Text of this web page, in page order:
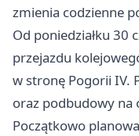
zmienia codzienne
Od poniedziałku 30
przejazdu
w stronę Pogorii IV.
oraz podbudowy na
Początkowo